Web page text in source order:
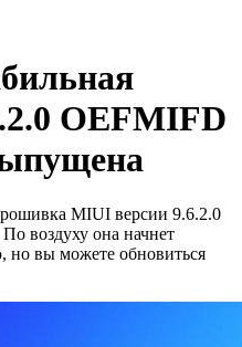
OEFMIFD
MIUI версии 9.6.2.0
воздуху она начнет
но вы можете обновиться